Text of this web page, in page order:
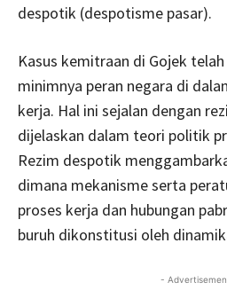
despotik (despotisme pasar).
Kasus kemitraan di Gojek
minimnya peran negara di
kerja. Hal ini sejalan dengan
dijelaskan dalam teori politik
Rezim despotik
dimana mekanisme serta
proses kerja dan hubungan
buruh dikonstitusi oleh
-